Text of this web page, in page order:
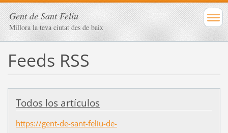
Gent de Sant Feliu
Millora la teva ciutat des de baix
Feeds RSS
Todos los artículos
https://gent-de-sant-feliu-de-